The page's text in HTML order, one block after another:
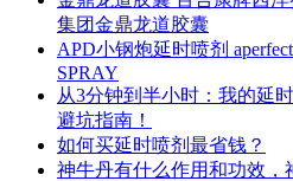
集团金鼎龙道胶囊
APD小钢炮延时喷剂
SPRAY
从3分钟到半小时：我的延
避坑指南！
如何买延时喷剂最省钱？
神牛丹有什么作用和功效